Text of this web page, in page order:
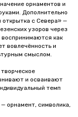
орнаментов и
Дополнительно
открытка с Севера» —
узоров через
воспринимаются как
вовлечённость и
смыслом.
и осваивают
темп
орнамент, символика,